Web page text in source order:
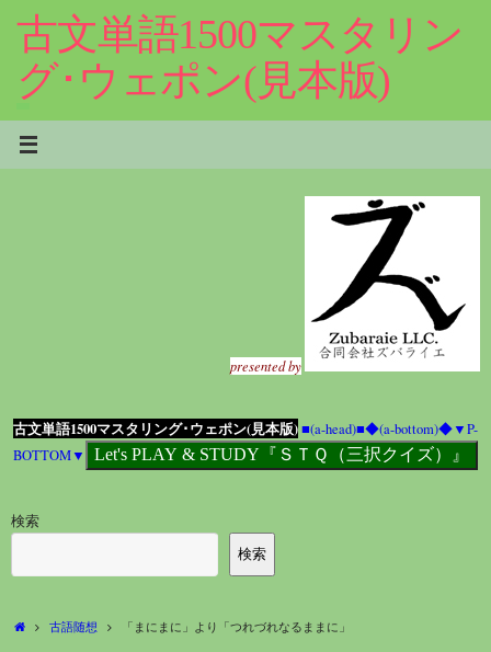
へ
キ
古文単語1500マスタリン
グ･ウェポン(見本版)
presented by
古文単語1500マスタリング･ウェポン(見本版)■(a-head)■◆(a-bottom)◆▼P-
BOTTOM▼
検索
検索
ホ
古語随想 「まにまに」より「つれづれなるままに」